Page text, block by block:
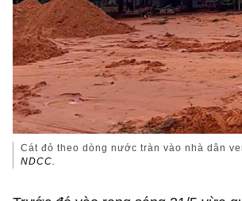
Cát đỏ theo dòng nước tràn vào nhà dân
NDCC.